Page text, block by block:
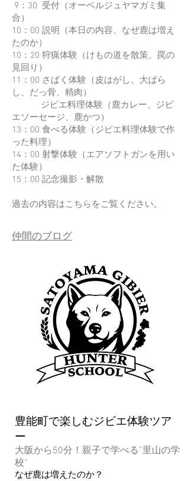
9：30 受付（オーベルジュヤマガミ集
合）
10：00 説明（本日の内容、なぜ鹿は増え
たのか）
10：20 狩猟体験（けもの道を散策、罠の
見回り）
11：00 さばく体験（皮はがし、大ばら
し、だっ骨、精肉）
ジビエ料理体験（鹿カレー、ジビ
エソーセージ、鹿かつ）
13：00 食べる体験（ジビエ料理体験で作
った料理）
14：00 射撃体験（エアソフトガンを用い
た体験）
15：00 記念撮影・解散
過去の内容はこちらをご覧ください。
仲間のブログ
豊能町で楽しむジビエ体験ツア
ー
大阪から50分！親子で学べる”里山の学
校”
なぜ鹿は増えたのか？